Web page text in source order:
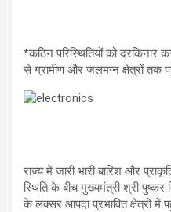
*कठिन परिस्थितियों को
से ग्रामीण और जलमग्न क्षेत्रों तक
राज्य में जारी भारी बारिश और
स्थिति के बीच मुख्यमंत्री श्री
के लक्सर आपदा प्रभावित क्षेत्रों में